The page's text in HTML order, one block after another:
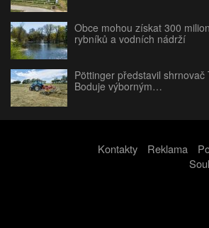
Obce mohou získat 300
rybníků a vodních nádrží
Pöttinger představil shrnovač
Boduje výborným…
Kontakty Reklama